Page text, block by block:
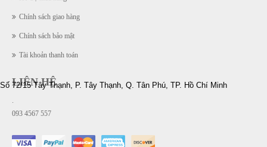
Chính sách giao hàng
Chính sách bảo mật
Tài khoản thanh toán
LIÊN HỆ
Số 72/15 Tây Thạnh, P. Tây Thạnh, Q. Tân Phú, TP. Hồ Chí Minh
093 4567 557